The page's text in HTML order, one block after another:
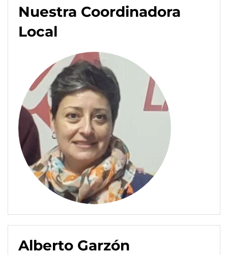
Nuestra Coordinadora
Local
Alberto Garzón